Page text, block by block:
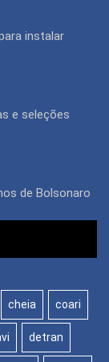
instalar
e seleções
de Bolsonaro
cheia coari
detran